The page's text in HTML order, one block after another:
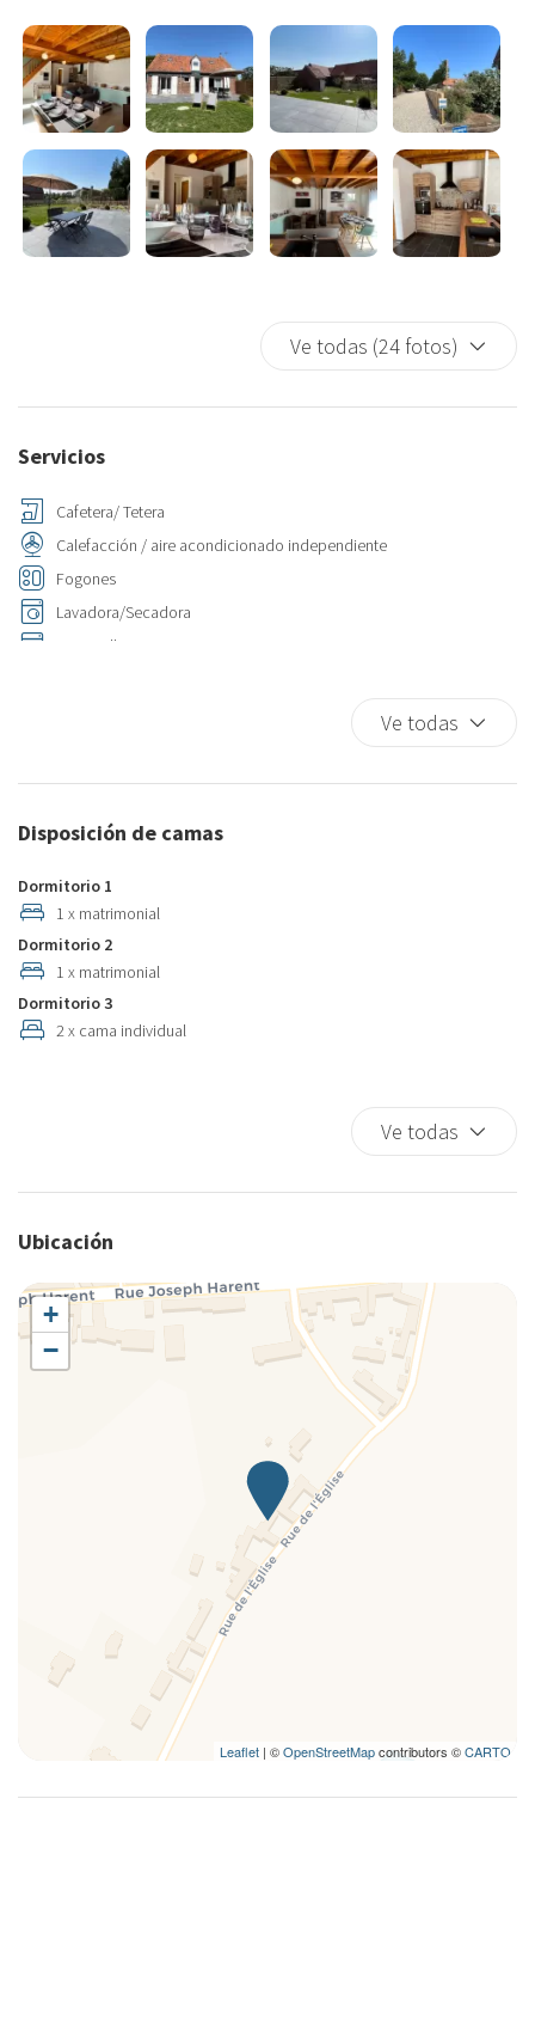
Ve todas (24 fotos)
Servicios
Cafetera/ Tetera
Calefacción / aire acondicionado independiente
Fogones
Lavadora/Secadora
Lavavajillas
Secador de pelo
Ve todas
Disposición de camas
Dormitorio 1
1 x matrimonial
Dormitorio 2
1 x matrimonial
Dormitorio 3
2 x cama individual
Ve todas
Ubicación
+
−
Leaflet | ©OpenStreetMapcontributors ©CARTO